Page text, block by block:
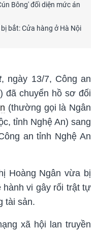
Bông' đối diện mức án
bắt: Cửa hàng ở Hà Nội
, ngày 13/7, Công an
đã chuyển hồ sơ đối
(thường gọi là Ngân
tỉnh Nghệ An) sang
an tỉnh Nghệ An
Hoàng Ngân vừa bị
hành vi gây rối trật tự
tài sản.
xã hội lan truyền